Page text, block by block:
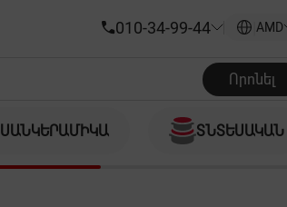
010-34-99-44 AMD
Որոնել
ՍԱՆԿԵՐԱՄԻԿԱ ՏՆՏԵՍԱԿԱՆ